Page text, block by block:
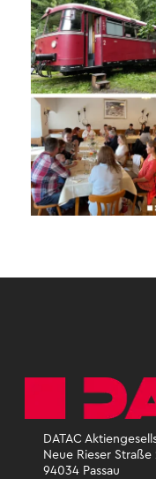
DATAC
Neue Rieser Straße
94034 Passau